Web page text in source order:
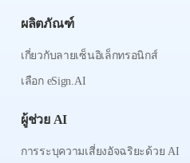
ผลิตภัณฑ์
เกี่ยวกับลายเซ็นอิเล็กทรอนิกส์
เลือก eSign.AI
ผู้ช่วย AI
การระบุความเสี่ยงอัจฉริยะด้วย AI